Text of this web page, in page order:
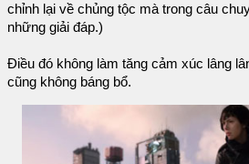
chỉnh lại về chủng tộc mà trong câu
những giải đáp.)
Điều đó không làm tăng cảm xúc lâng
cũng không báng bổ.